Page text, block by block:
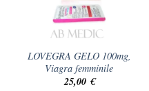
LOVEGRA GELO 100mg,
Viagra femminile
25,00 €